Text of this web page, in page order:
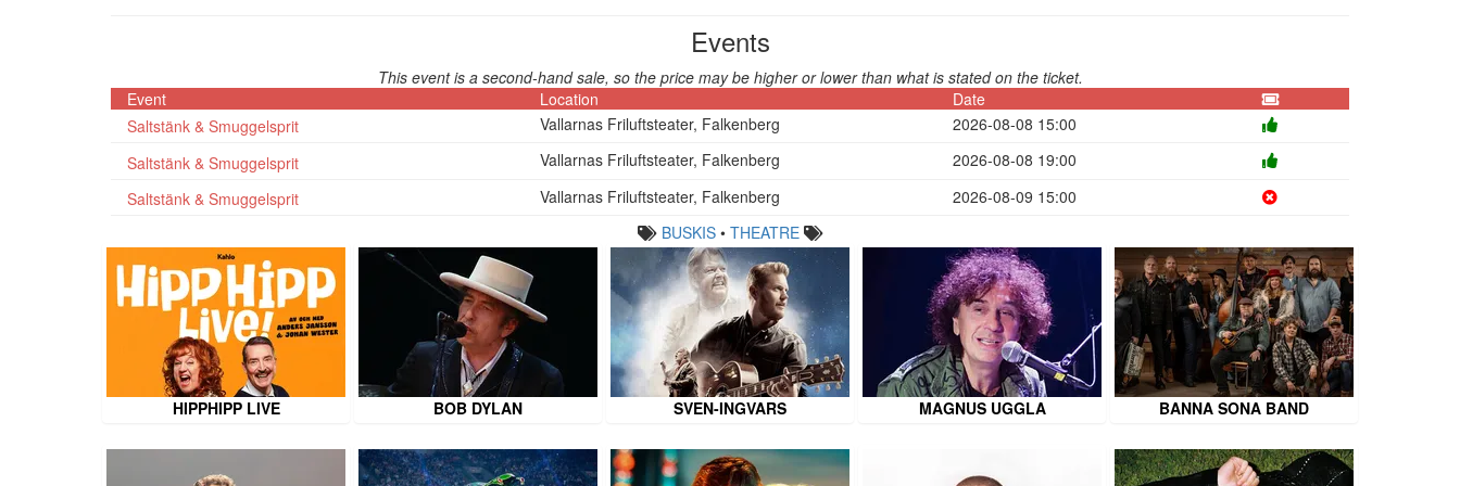
Events
This event is a second-hand sale, so the price may be higher or lower than what is stated on the ticket.
Event
Location
Date
Saltstänk & Smuggelsprit
Vallarnas Friluftsteater, Falkenberg
2026-08-08 15:00
Saltstänk & Smuggelsprit
Vallarnas Friluftsteater, Falkenberg
2026-08-08 19:00
Saltstänk & Smuggelsprit
Vallarnas Friluftsteater, Falkenberg
2026-08-09 15:00
BUSKIS• THEATRE
HIPPHIPP LIVE BOB DYLAN SVEN-INGVARS MAGNUS UGGLA BANNA SONA BAND